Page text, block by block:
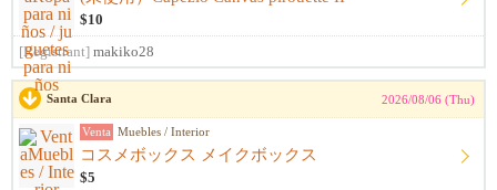
$10
[Registrant] makiko28
Santa Clara 2026/08/06 (Thu)
Venta Muebles / Interior
コスメボックス メイクボックス
$5